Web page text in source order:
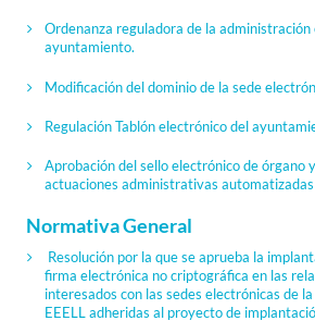
Ordenanza reguladora de la
ayuntamiento.
Modificación del dominio de la sede
Regulación Tablón electrónico del
Aprobación del sello electrónico de órgano
actuaciones administrativas
Normativa General
Resolución por la que se aprueba la
firma electrónica no criptográfica en las
interesados con las sedes electrónicas de
EEELL adheridas al proyecto de